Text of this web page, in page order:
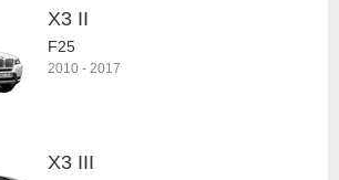
X3 II
F25
2010 - 2017
X3 III